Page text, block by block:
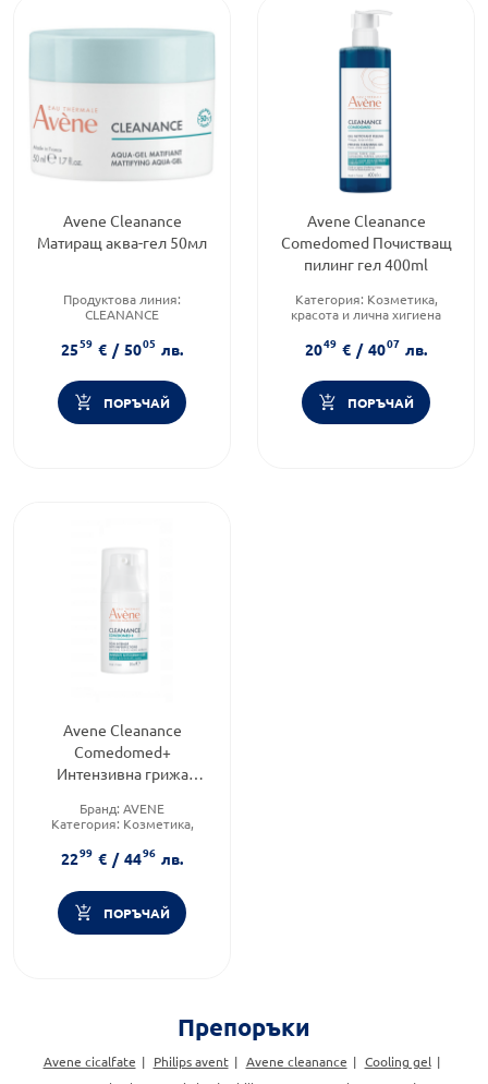
Avene Cleanance
Матиращ аква-гел 50мл
Продуктова линия:
CLEANANCE
Дермокозметика
Форма на продукта:гел
2559 € / 5005 лв.
ПОРЪЧАЙ
Avene Cleanance
Comedomed Почистващ
пилинг гел 400ml
Категория: Козметика,
красота и лична хигиена
CLEANANCE
Форма на продукта:гел
2049 € / 4007 лв.
ПОРЪЧАЙ
Avene Cleanance
Comedomed+
Интензивна грижа
30ml
Бранд: AVENE
Категория: Козметика,
Форма на продукта:гел
2299 € / 4496 лв.
ПОРЪЧАЙ
Препоръки
Avene cicalfate Philips avent Avene cleanance
Cooling gel